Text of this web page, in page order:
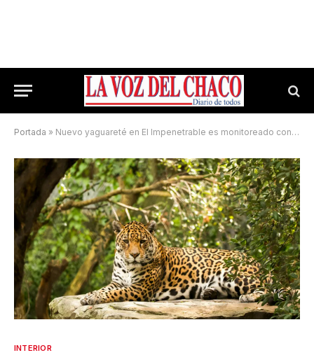
Portada » Nuevo yaguareté en El Impenetrable es monitoreado con un collar
INTERIOR